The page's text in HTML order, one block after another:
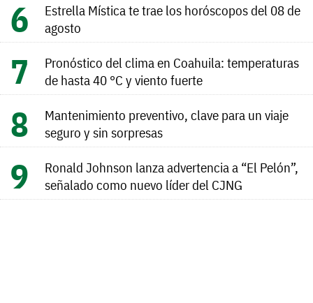
Estrella Mística te trae los horóscopos del 08 de
agosto
Pronóstico del clima en Coahuila: temperaturas
de hasta 40 °C y viento fuerte
Mantenimiento preventivo, clave para un viaje
seguro y sin sorpresas
Ronald Johnson lanza advertencia a “El Pelón”,
señalado como nuevo líder del CJNG